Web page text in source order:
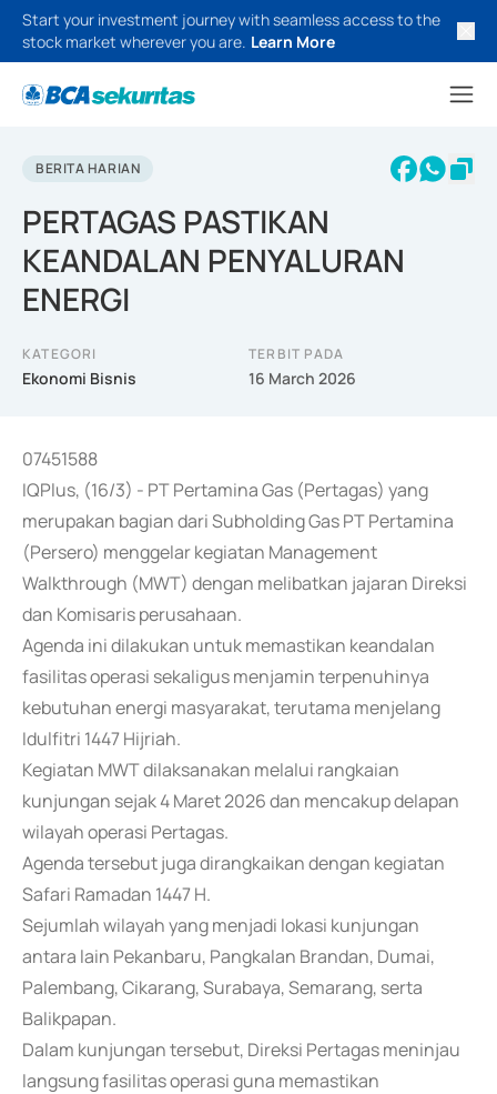
Start your investment journey with seamless access to the
stock market wherever you are. Learn More
BERITA HARIAN
PERTAGAS PASTIKAN
KEANDALAN PENYALURAN
ENERGI
KATEGORI
Ekonomi Bisnis
TERBIT PADA
16 March 2026
07451588
IQPlus, (16/3) - PT Pertamina Gas (Pertagas) yang
merupakan bagian dari Subholding Gas PT Pertamina
(Persero) menggelar kegiatan Management
Walkthrough (MWT) dengan melibatkan jajaran Direksi
dan Komisaris perusahaan.
Agenda ini dilakukan untuk memastikan keandalan
fasilitas operasi sekaligus menjamin terpenuhinya
kebutuhan energi masyarakat, terutama menjelang
Idulfitri 1447 Hijriah.
Kegiatan MWT dilaksanakan melalui rangkaian
kunjungan sejak 4 Maret 2026 dan mencakup delapan
wilayah operasi Pertagas.
Agenda tersebut juga dirangkaikan dengan kegiatan
Safari Ramadan 1447 H.
Sejumlah wilayah yang menjadi lokasi kunjungan
antara lain Pekanbaru, Pangkalan Brandan, Dumai,
Palembang, Cikarang, Surabaya, Semarang, serta
Balikpapan.
Dalam kunjungan tersebut, Direksi Pertagas meninjau
langsung fasilitas operasi guna memastikan